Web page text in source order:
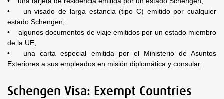
• un visado de larga estancia (tipo C) emitido por cualquier
estado Schengen;
• algunos documentos de viaje emitidos por un estado miembro
de la UE;
• una carta especial emitida por el Ministerio de Asuntos
Exteriores a sus empleados en misión diplomática y consular.
Schengen Visa: Exempt Countries